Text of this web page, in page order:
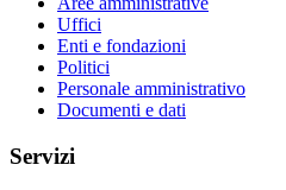
Uffici
Enti e fondazioni
Politici
Personale amministrativo
Documenti e dati
Servizi